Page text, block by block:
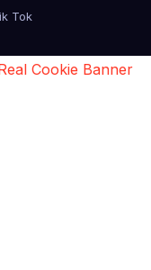
Tok
Cookie Banner